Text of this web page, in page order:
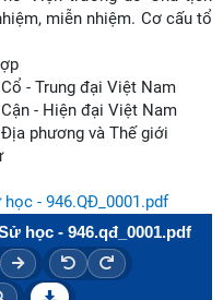
miễn nhiệm. Cơ cấu tổ
- Trung đại Việt Nam
- Hiện đại Việt Nam
phương và Thế giới
- 946.QĐ_0001.pdf